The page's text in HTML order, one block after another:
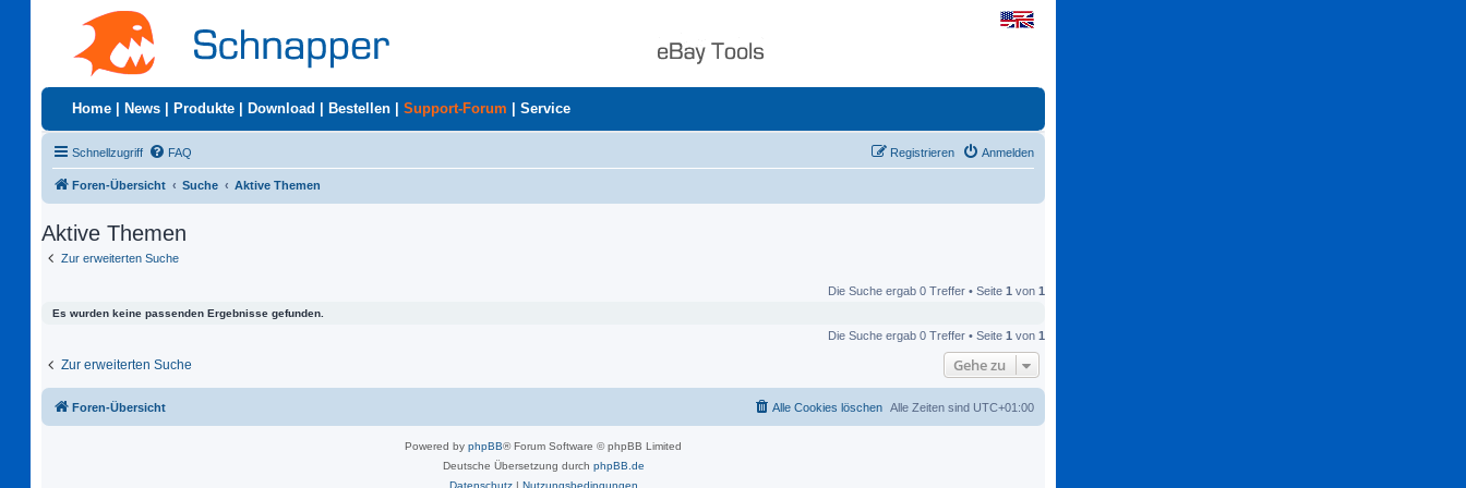
Home News Produkte Download Bestellen Support-Forum Service
Schnellzugriff FAQ Anmelden
Registrieren
Foren-Übersicht Suche Aktive Themen
Aktive Themen
Zur erweiterten Suche
Die Suche ergab 0 Treffer • Seite 1 von 1
Es wurden keine passenden Ergebnisse gefunden.
Die Suche ergab 0 Treffer • Seite 1 von 1
Zur erweiterten Suche Gehe zu
Foren-Übersicht Alle Zeiten sind UTC+01:00
Alle Cookies löschen
Powered by phpBB® Forum Software © phpBB Limited
Deutsche Übersetzung durch phpBB.de
Datenschutz| Nutzungsbedingungen